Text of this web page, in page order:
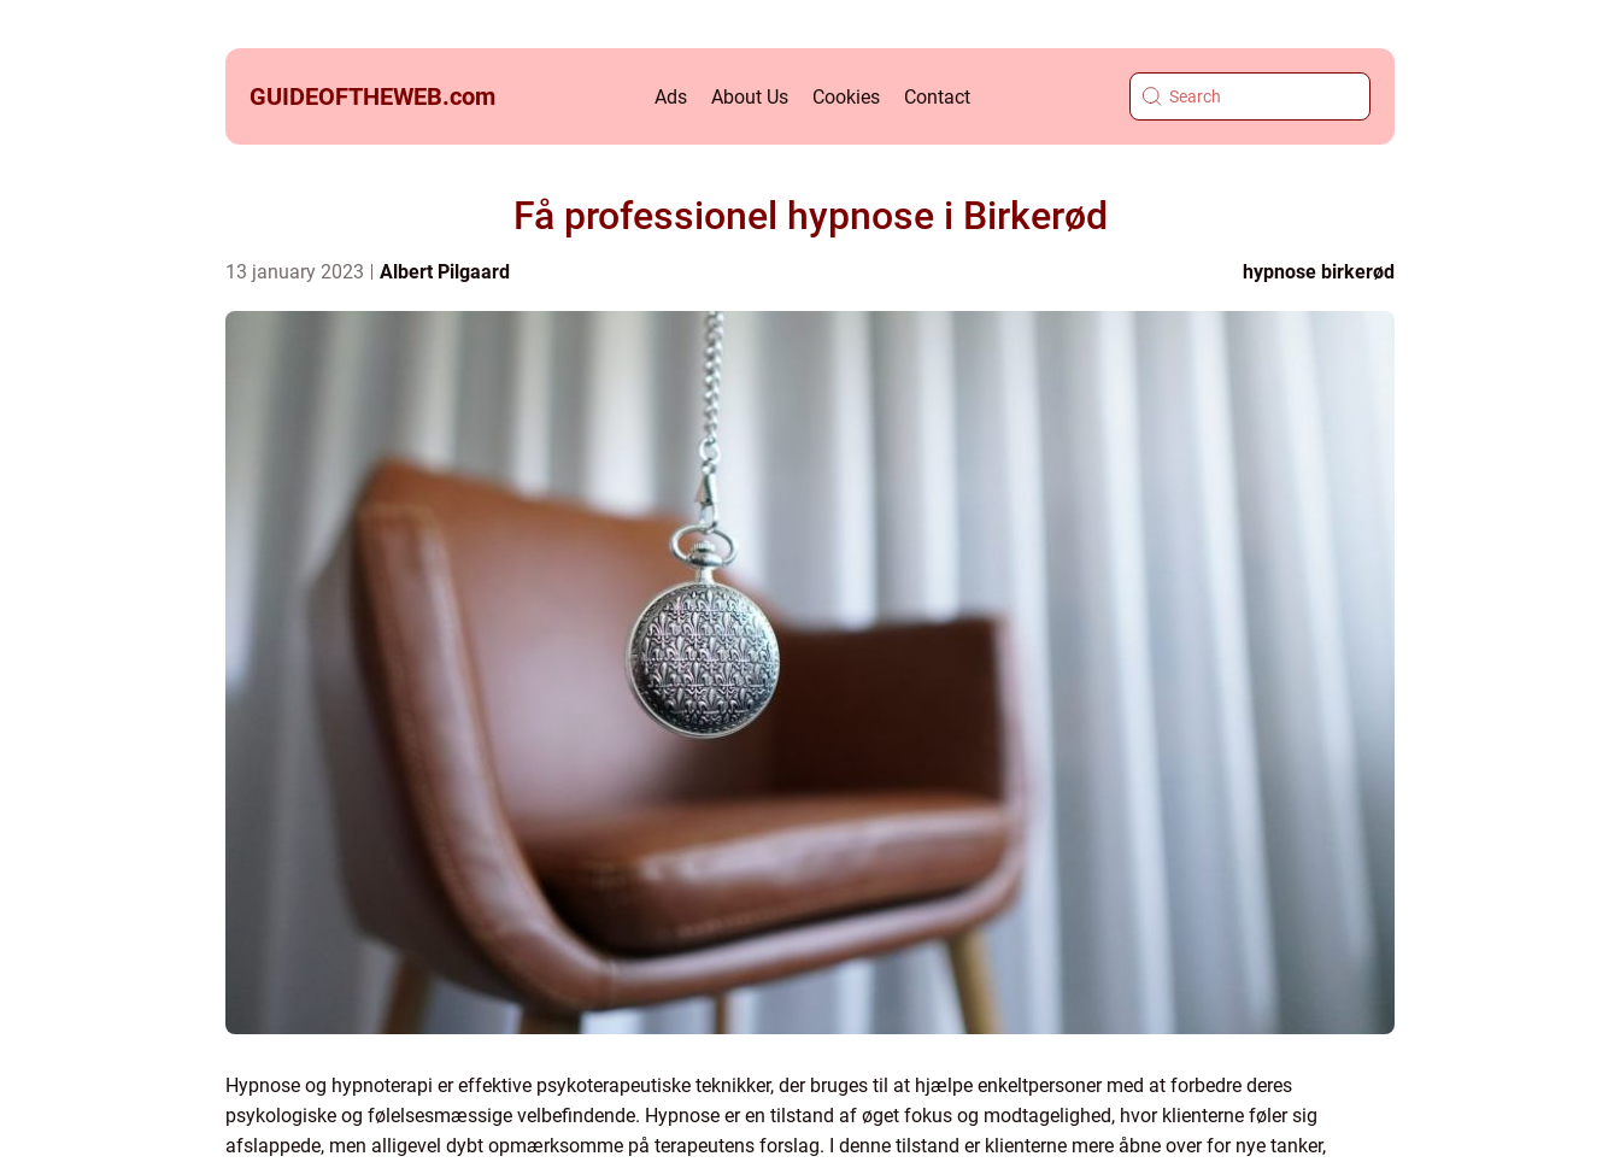
GUIDEOFTHEWEB.com Ads About Us Cookies Contact
Få professionel hypnose i Birkerød
13 january 2023 Albert Pilgaard hypnose birkerød
Hypnose og hypnoterapi er effektive psykoterapeutiske teknikker, der bruges til at hjælpe enkeltpersoner med at forbedre deres
psykologiske og følelsesmæssige velbefindende. Hypnose er en tilstand af øget fokus og modtagelighed, hvor klienterne føler sig
afslappede, men alligevel dybt opmærksomme på terapeutens forslag. I denne tilstand er klienterne mere åbne over for nye tanker,